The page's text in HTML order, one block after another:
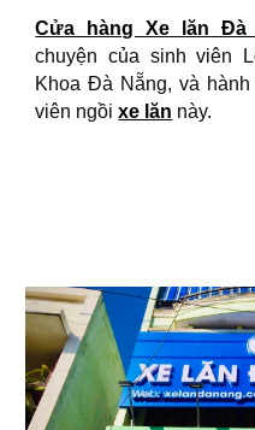
Cửa hàng Xe lăn Đà
chuyện của sinh viên
Khoa Đà Nẵng, và
viên ngồixe lăn này.